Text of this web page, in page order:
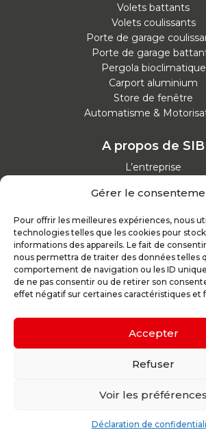
Gérer le
Pour offrir les meilleures expériences, nous
technologies telles que les cookies pour
informations des appareils. Le fait de
nous permettra de traiter des données telles
comportement de navigation ou les ID
de ne pas consentir ou de retirer son
effet négatif sur certaines caractéristiques et
Accepter
Refuser
Voir les préférences
Déclaration de
Volets battants
Volets coulissants
Porte de garage
Porte de garage
Pergola bioclimatique
Carport aluminium
Store de fenêtre
Automatisme &
A propos de SIB
L’entreprise
Parcours d'achat
Nos offres d’emploi
Actualités
Inspirez-vous
Nos conseils
Demande de devis
Mentions
Politique de